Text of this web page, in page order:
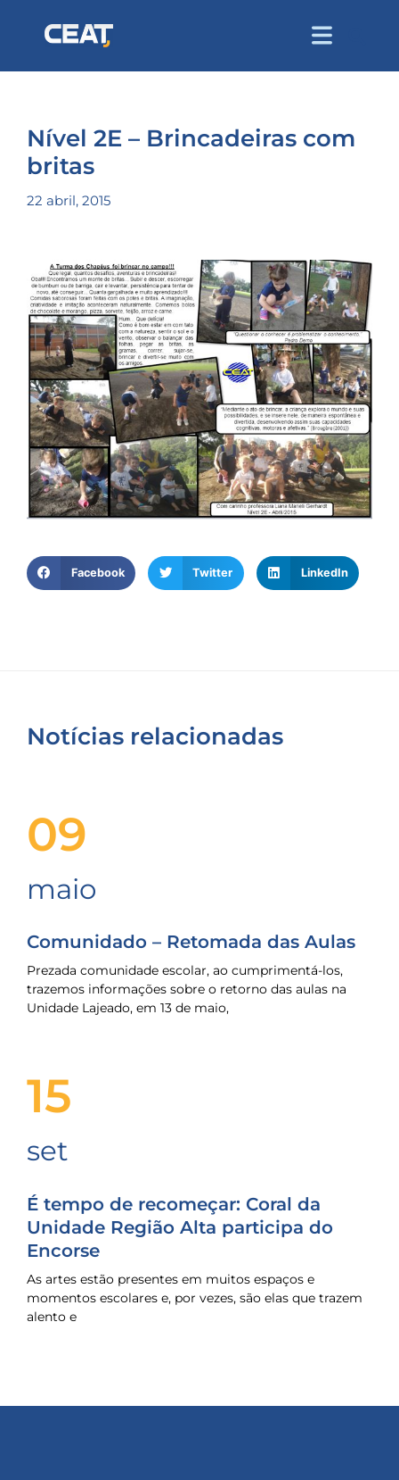
Nível 2E – Brincadeiras com
britas
22 abril, 2015
Facebook Twitter LinkedIn
Notícias relacionadas
09
maio
Comunidado – Retomada das Aulas
Prezada comunidade escolar, ao cumprimentá-los,
trazemos informações sobre o retorno das aulas na
Unidade Lajeado, em 13 de maio,
15
set
É tempo de recomeçar: Coral da
Unidade Região Alta participa do
Encorse
As artes estão presentes em muitos espaços e
momentos escolares e, por vezes, são elas que trazem
alento e